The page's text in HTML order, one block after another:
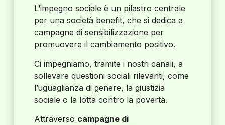
L’impegno sociale è un pilastro centrale
per una società benefit, che si dedica a
campagne di sensibilizzazione per
promuovere il cambiamento positivo.
Ci impegniamo, tramite i nostri canali, a
sollevare questioni sociali rilevanti, come
l’uguaglianza di genere, la giustizia
sociale o la lotta contro la povertà.
Attraverso campagne di